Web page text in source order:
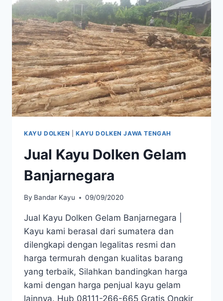
KAYU DOLKEN |KAYU DOLKEN JAWA TENGAH
Jual Kayu Dolken Gelam
Banjarnegara
By Bandar Kayu 09/09/2020
Jual Kayu Dolken Gelam Banjarnegara |
Kayu kami berasal dari sumatera dan
dilengkapi dengan legalitas resmi dan
harga termurah dengan kualitas barang
yang terbaik, Silahkan bandingkan harga
kami dengan harga penjual kayu gelam
lainnya. Hub 08111-266-665 Gratis Ongkir